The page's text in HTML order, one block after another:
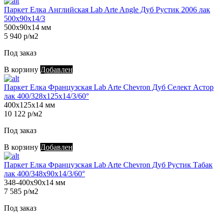
Паркет Елка Английская Lab Arte Angle Дуб Рустик 2006 лак
500х90х14/3
500х90х14 мм
5 940 р/м2
Под заказ
В корзину Добавлен
Паркет Елка Французская Lab Arte Chevron Дуб Селект Астор
лак 400/328х125х14/3/60°
400х125х14 мм
10 122 р/м2
Под заказ
В корзину Добавлен
Паркет Елка Французская Lab Arte Chevron Дуб Рустик Табак
лак 400/348х90х14/3/60°
348-400х90х14 мм
7 585 р/м2
Под заказ